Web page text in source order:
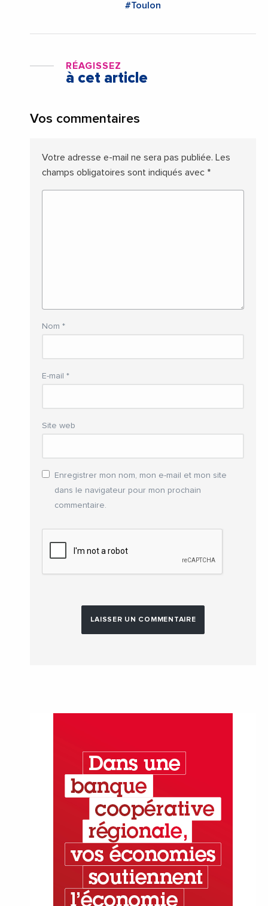
#Toulon
RÉAGISSEZ
à cet article
Vos commentaires
Votre adresse e-mail ne sera pas publiée. Les
champs obligatoires sont indiqués avec *
Nom *
E-mail *
Site web
Enregistrer mon nom, mon e-mail et mon site
dans le navigateur pour mon prochain
commentaire.